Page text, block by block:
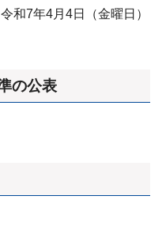
和7年4月4日（金曜日）
の公表